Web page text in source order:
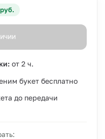
от 2 ч.
букет бесплатно
до передачи